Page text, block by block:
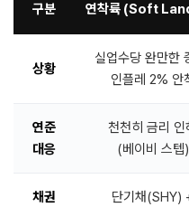
구분 연착륙 (Soft
상황
실업수당 완만한
인플레 2% 안
연준
대응
천천히 금리 인
(베이비 스텝)
채권
단기채(SHY)